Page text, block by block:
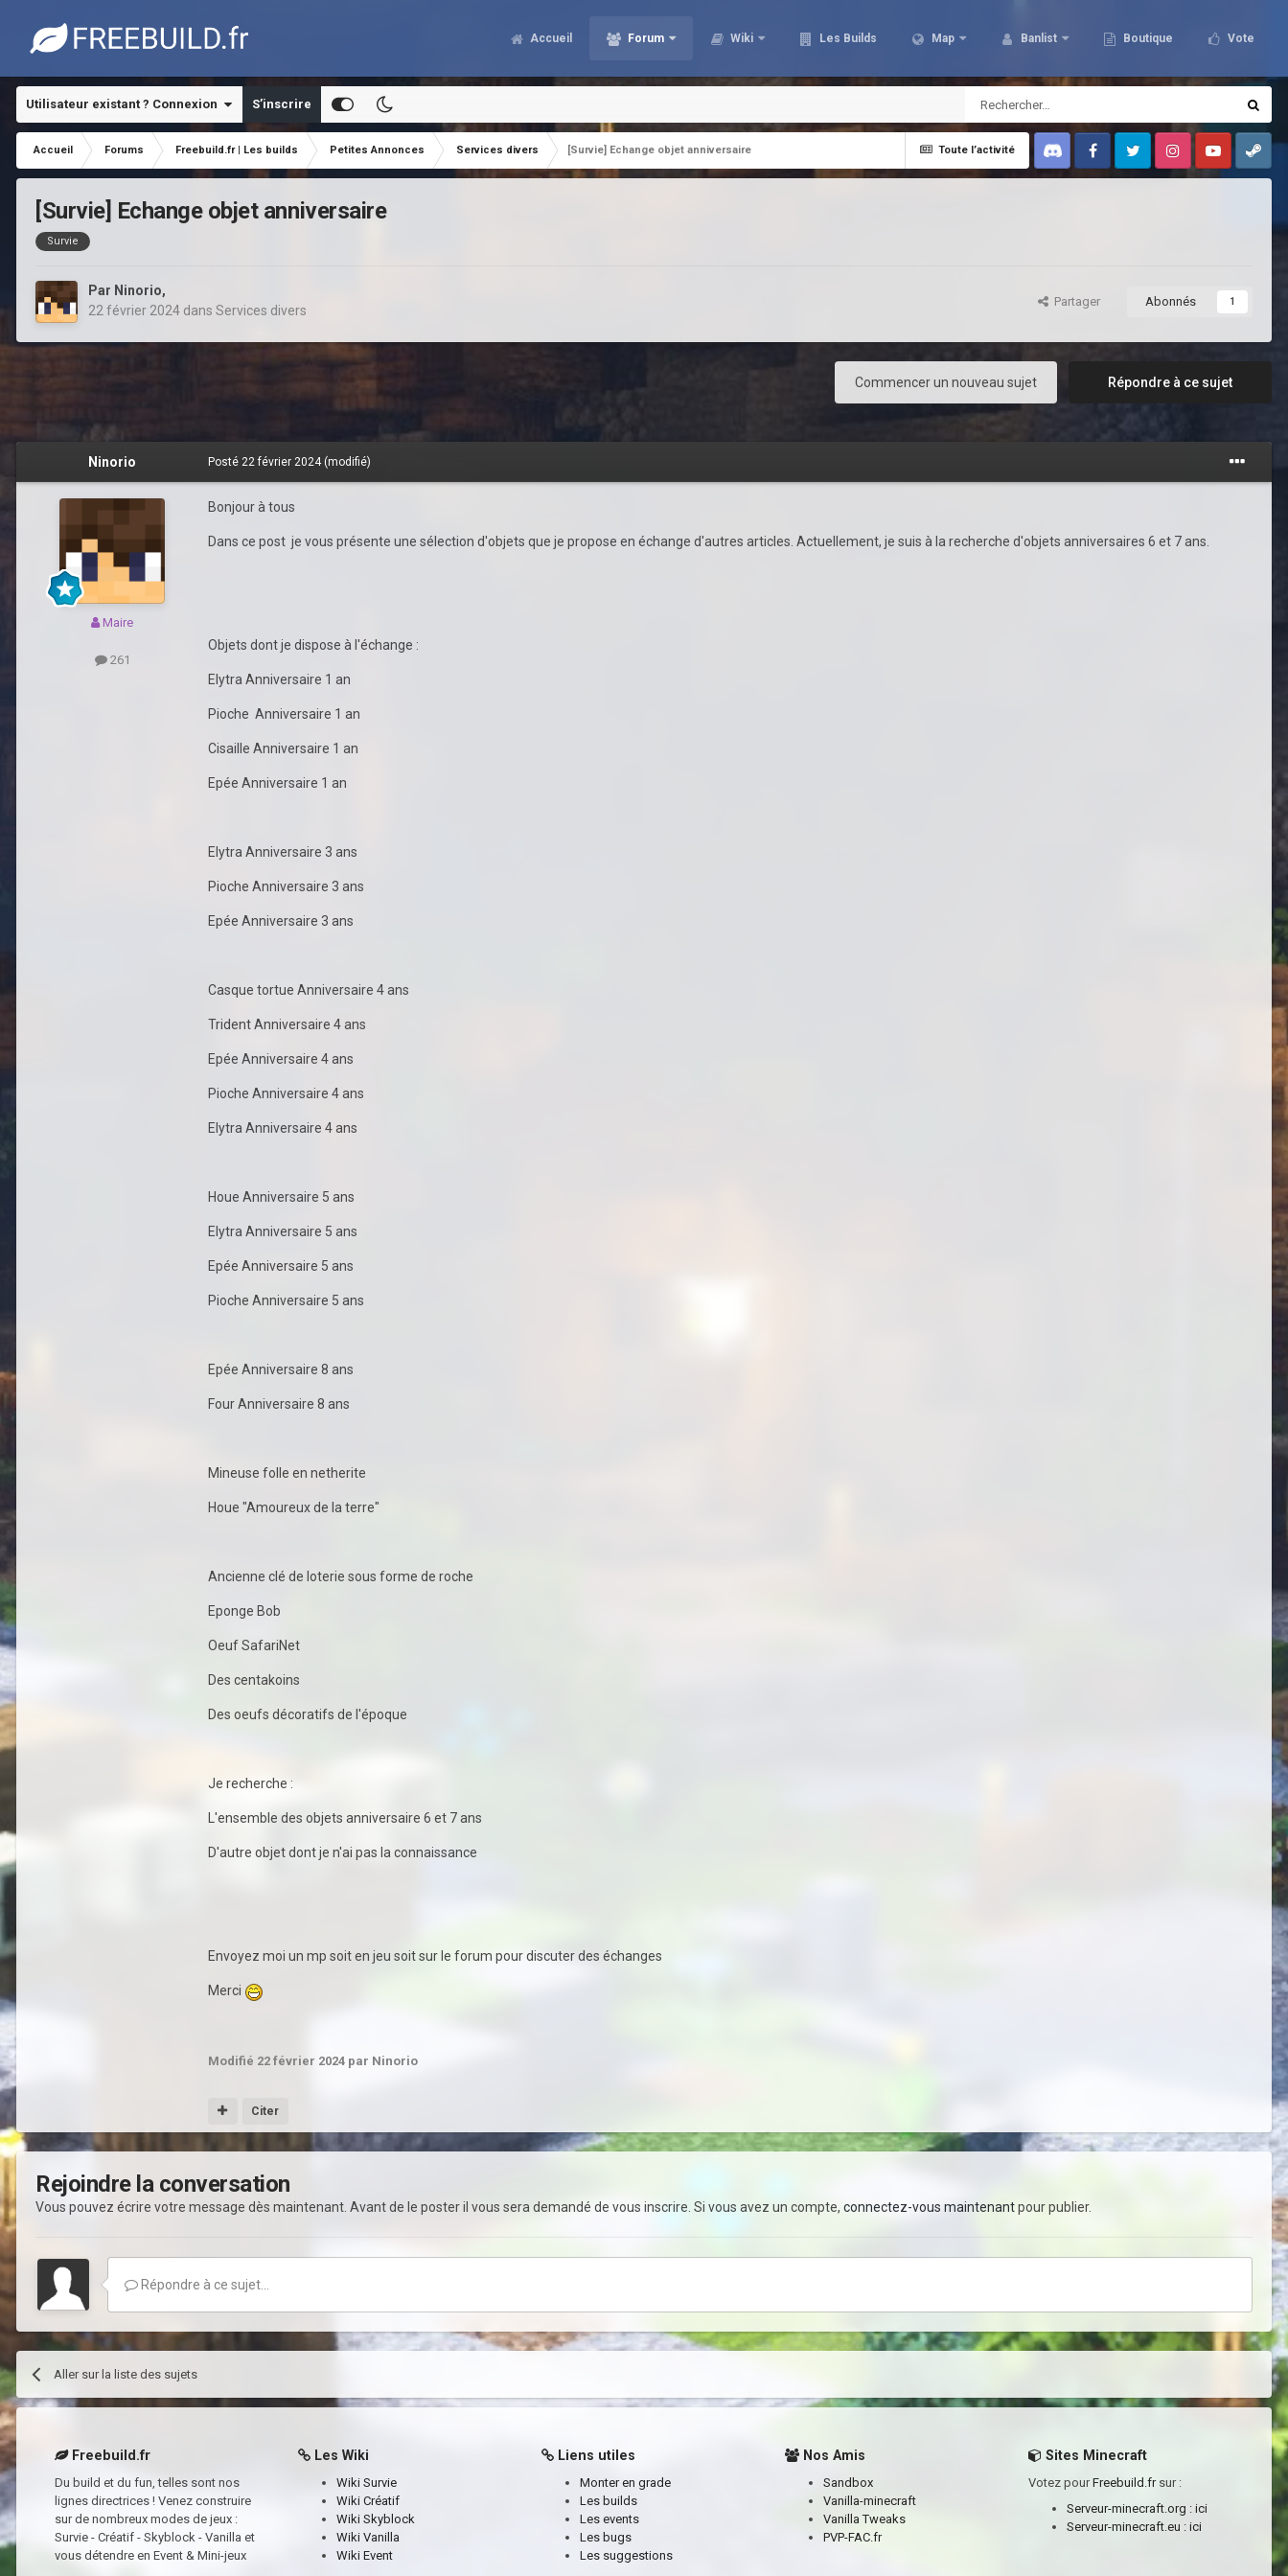
Accueil Forum Wiki Les Builds Map Banlist Boutique Vote
Utilisateur existant ? Connexion S’inscrire
Toute l’activité
Accueil Forums Freebuild.fr | Les builds Petites Annonces Services divers
[Survie] Echange objet anniversaire
Discord FacebookTwitter InstagramYoutubeSteam
[Survie] Echange objet anniversaire
Survie
Par Ninorio,
22 février 2024 dans Services divers
Partager Abonnés 1
Répondre à ce sujet
Commencer un nouveau sujet
Ninorio
Maire
261
Posté 22 février 2024 (modifié)
Bonjour à tous
Dans ce post je vous présente une sélection d'objets que je propose en échange d'autres articles. Actuellement, je suis à la recherche d'objets anniversaires 6 et 7 ans.
Objets dont je dispose à l'échange :
Elytra Anniversaire 1 an
Pioche Anniversaire 1 an
Cisaille Anniversaire 1 an
Epée Anniversaire 1 an
Elytra Anniversaire 3 ans
Pioche Anniversaire 3 ans
Epée Anniversaire 3 ans
Casque tortue Anniversaire 4 ans
Trident Anniversaire 4 ans
Epée Anniversaire 4 ans
Pioche Anniversaire 4 ans
Elytra Anniversaire 4 ans
Houe Anniversaire 5 ans
Elytra Anniversaire 5 ans
Epée Anniversaire 5 ans
Pioche Anniversaire 5 ans
Epée Anniversaire 8 ans
Four Anniversaire 8 ans
Mineuse folle en netherite
Houe "Amoureux de la terre"
Ancienne clé de loterie sous forme de roche
Eponge Bob
Oeuf SafariNet
Des centakoins
Des oeufs décoratifs de l'époque
Je recherche :
L'ensemble des objets anniversaire 6 et 7 ans
D'autre objet dont je n'ai pas la connaissance
Envoyez moi un mp soit en jeu soit sur le forum pour discuter des échanges
Merci
Modifié 22 février 2024 par Ninorio
Citer
Rejoindre la conversation
Vous pouvez écrire votre message dès maintenant. Avant de le poster il vous sera demandé de vous inscrire. Si vous avez un compte, connectez-vous maintenantpour publier.
Répondre à ce sujet…
Aller sur la liste des sujets
Freebuild.fr
Du build et du fun, telles sont nos
lignes directrices ! Venez construire
sur de nombreux modes de jeux :
Survie - Créatif - Skyblock - Vanilla et
vous détendre en Event & Mini-jeux
Les Wiki
Wiki Survie
Wiki Créatif
Wiki Skyblock
Wiki Vanilla
Wiki Event
Liens utiles
Monter en grade
Les builds
Les events
Les bugs
Les suggestions
Nos Amis
Sandbox
Vanilla-minecraft
Vanilla Tweaks
PVP-FAC.fr
Sites Minecraft
Votez pourFreebuild.frsur :
Serveur-minecraft.org : ici
Serveur-minecraft.eu : ici